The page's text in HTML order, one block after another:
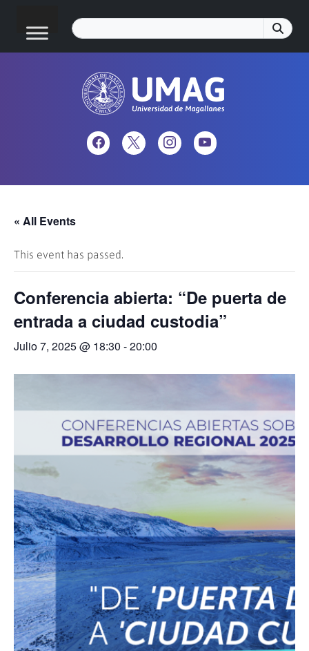
« All Events
This event has passed.
Conferencia abierta: “De puerta de
entrada a ciudad custodia”
Julio 7, 2025 @ 18:30 -20:00